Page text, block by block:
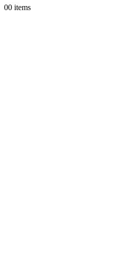
00 items